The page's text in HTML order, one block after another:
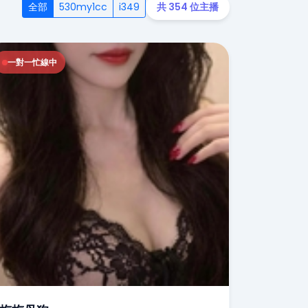
全部 530my1cc i349 共 354 位主播
一對一忙線中